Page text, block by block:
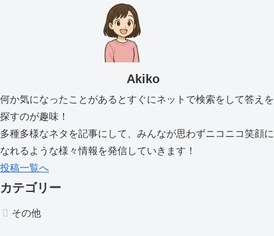
Akiko
何か気になったことがあるとすぐにネットで検索をして答えを
探すのが趣味！
多種多様なネタを記事にして、みんなが思わずニコニコ笑顔に
なれるような様々情報を発信していきます！
投稿一覧へ
カテゴリー
その他